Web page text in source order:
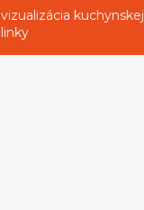
vizualizácia kuchynskej
linky